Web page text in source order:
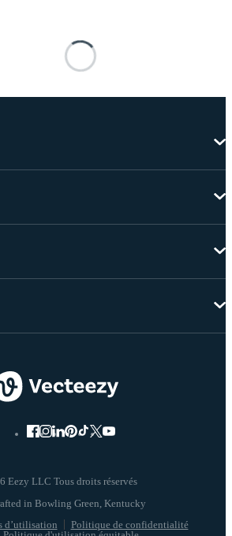
Eezy LLC Tous droits réservés
d’utilisation
Politique de confidentialité